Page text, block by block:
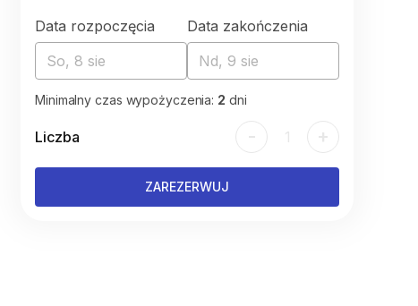
Data rozpoczęcia
So, 8 sie
Data zakończenia
Nd, 9 sie
Minimalny czas wypożyczenia: 2 dni
Liczba - 1 +
ZAREZERWUJ